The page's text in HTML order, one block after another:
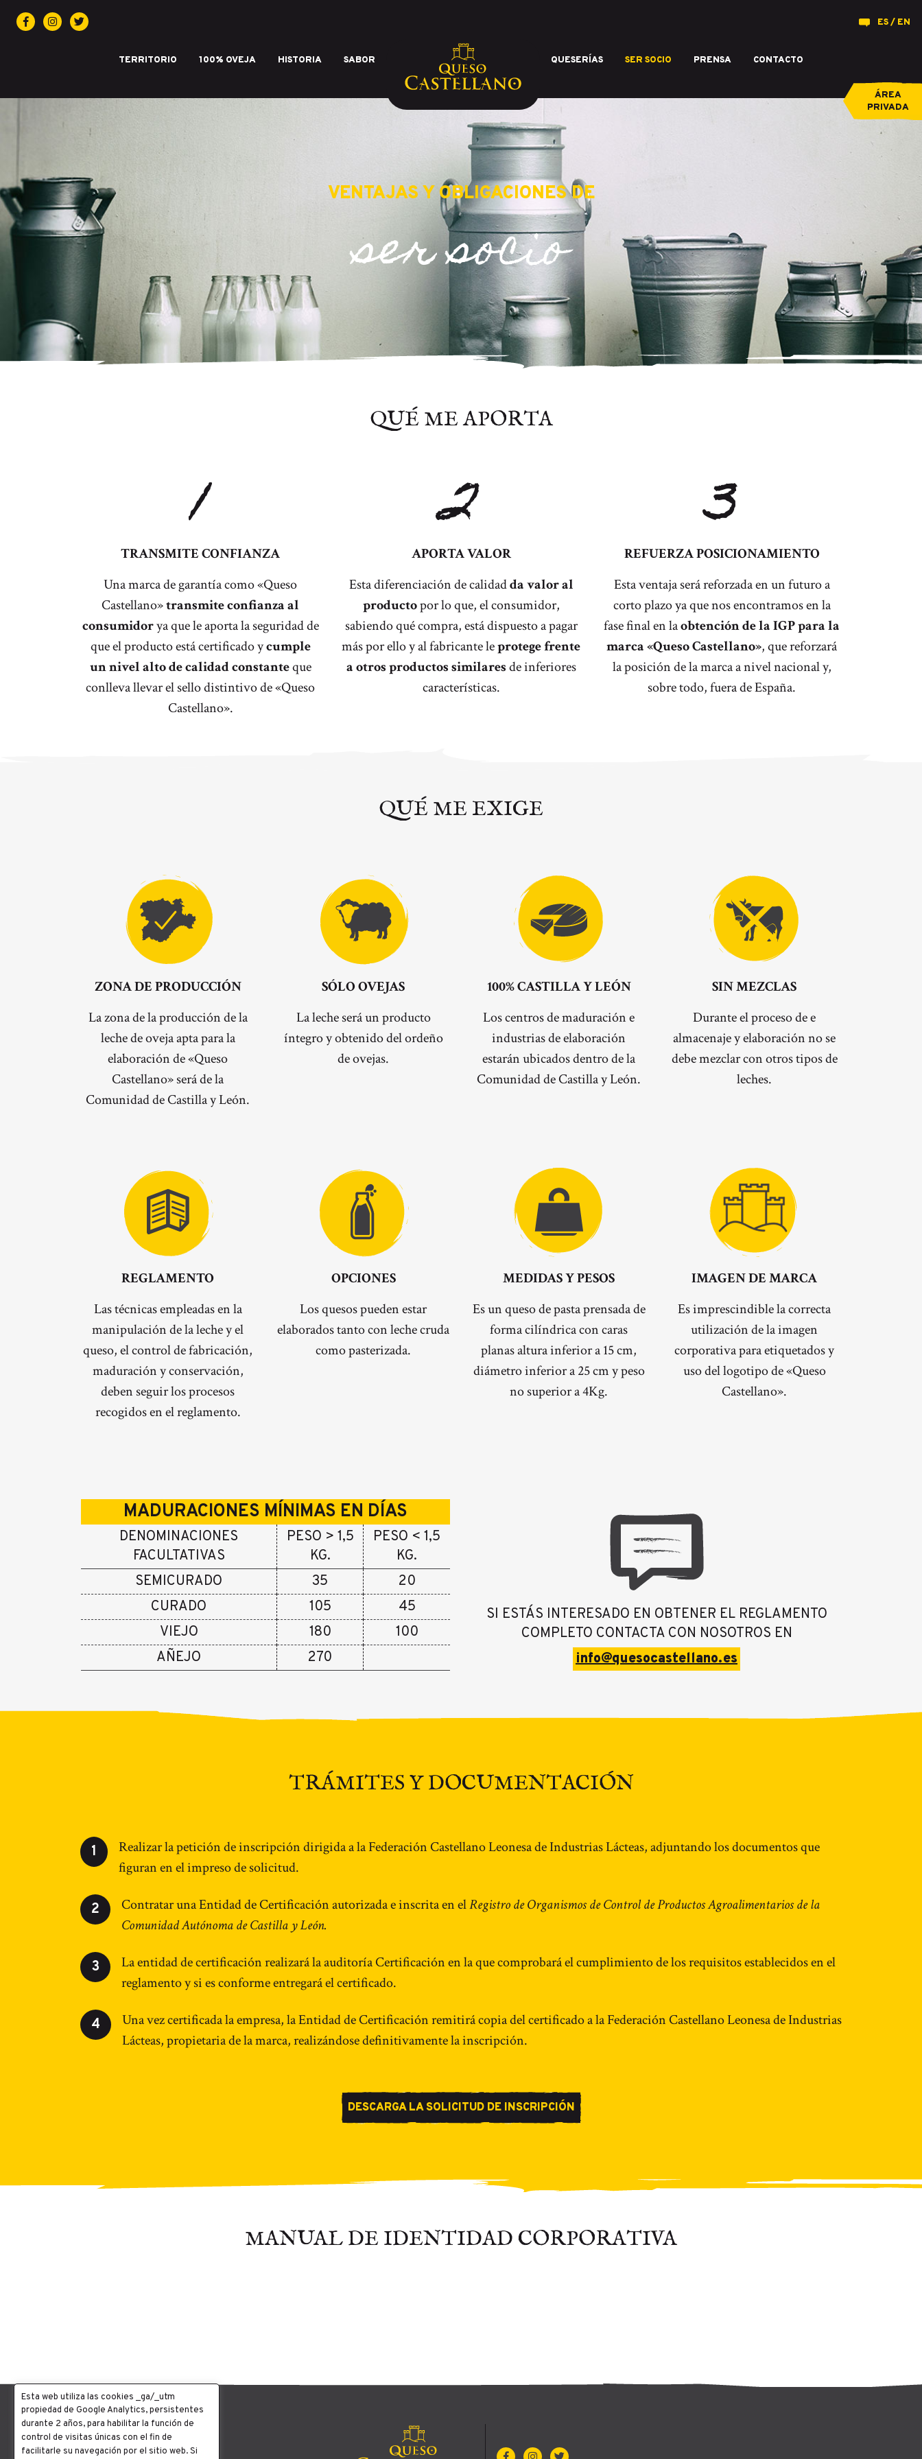
Facebook
Instagram
Twitter ES EN
IGP QUESO CASTELLANO. Marca de calidad de los mejores quesos producidos en Castilla y León.
TERRITORIO 100% OVEJA HISTORIA SABOR QUESERÍAS SER SOCIO PRENSA CONTACTO
ÁREA
PRIVADA
VENTAJAS Y OBLIGACIONES DE
ser socio
QUÉ ME APORTA
1
TRANSMITE CONFIANZA
Una marca de garantía como «Queso
Castellano»transmite confianza al
consumidorya que le aporta la seguridad de
que el producto está certificado ycumple
un nivel alto de calidad constanteque
conlleva llevar el sello distintivo de «Queso
Castellano».
2
APORTA VALOR
Esta diferenciación de calidadda valor al
productopor lo que, el consumidor,
sabiendo qué compra, está dispuesto a pagar
más por ello y al fabricante leprotege frente
a otros productos similaresde inferiores
características.
3
REFUERZA POSICIONAMIENTO
Esta ventaja será reforzada en un futuro a
corto plazo ya que nos encontramos en la
fase final en laobtención de la IGP para la
marca «Queso Castellano», que reforzará
la posición de la marca a nivel nacional y,
sobre todo, fuera de España.
QUÉ ME EXIGE
ZONA DE PRODUCCIÓN
La zona de la producción de la
leche de oveja apta para la
elaboración de «Queso
Castellano» será de la
Comunidad de Castilla y León.
SÓLO OVEJAS
La leche será un producto
íntegro y obtenido del ordeño
de ovejas.
100% CASTILLA Y LEÓN
Los centros de maduración e
industrias de elaboración
estarán ubicados dentro de la
Comunidad de Castilla y León.
SIN MEZCLAS
Durante el proceso de e
almacenaje y elaboración no se
debe mezclar con otros tipos de
leches.
REGLAMENTO
Las técnicas empleadas en la
manipulación de la leche y el
queso, el control de fabricación,
maduración y conservación,
deben seguir los procesos
recogidos en el reglamento.
OPCIONES
Los quesos pueden estar
elaborados tanto con leche cruda
como pasterizada.
MEDIDAS Y PESOS
Es un queso de pasta prensada de
forma cilíndrica con caras
planas altura inferior a 15 cm,
diámetro inferior a 25 cm y peso
no superior a 4Kg.
IMAGEN DE MARCA
Es imprescindible la correcta
utilización de la imagen
corporativa para etiquetados y
uso del logotipo de «Queso
Castellano».
MADURACIONES MÍNIMAS EN DÍAS
DENOMINACIONES
FACULTATIVAS
PESO > 1,5
KG.
PESO < 1,5
KG.
SEMICURADO
35
20
CURADO
105
45
VIEJO
180
100
AÑEJO
270
SI ESTÁS INTERESADO EN OBTENER EL REGLAMENTO
COMPLETO CONTACTA CON NOSOTROS EN
info@quesocastellano.es
TRÁMITES Y DOCUMENTACIÓN
1
Realizar la petición de inscripción dirigida a la Federación Castellano Leonesa de Industrias Lácteas, adjuntando los documentos que
figuran en el impreso de solicitud.
2 Contratar una Entidad de Certificación autorizada e inscrita en elRegistro de Organismos de Control de Productos Agroalimentarios de la
Comunidad Autónoma de Castilla y León.
3
La entidad de certificación realizará la auditoría Certificación en la que comprobará el cumplimiento de los requisitos establecidos en el
reglamento y si es conforme entregará el certificado.
4
Una vez certificada la empresa, la Entidad de Certificación remitirá copia del certificado a la Federación Castellano Leonesa de Industrias
Lácteas, propietaria de la marca, realizándose definitivamente la inscripción.
DESCARGA LA SOLICITUD DE INSCRIPCIÓN
MANUAL DE IDENTIDAD CORPORATIVA
Facebook
Instagram
Twitter
Esta web utiliza las cookies _ga/_utm
propiedad de Google Analytics, persistentes
durante 2 años, para habilitar la función de
control de visitas únicas con el fin de
facilitarle su navegación por el sitio web. Si